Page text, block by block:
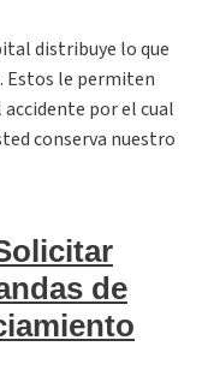
distribuye lo que
Estos le permiten
accidente por el cual
conserva nuestro
de